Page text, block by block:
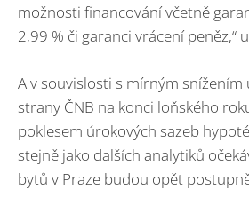
možnosti financování včetně
2,99 % či garanci vrácení peněz,“
A v souvislosti s mírným snížením
strany ČNB na konci loňského
poklesem úrokových sazeb
stejně jako dalších analytiků
bytů v Praze budou opět